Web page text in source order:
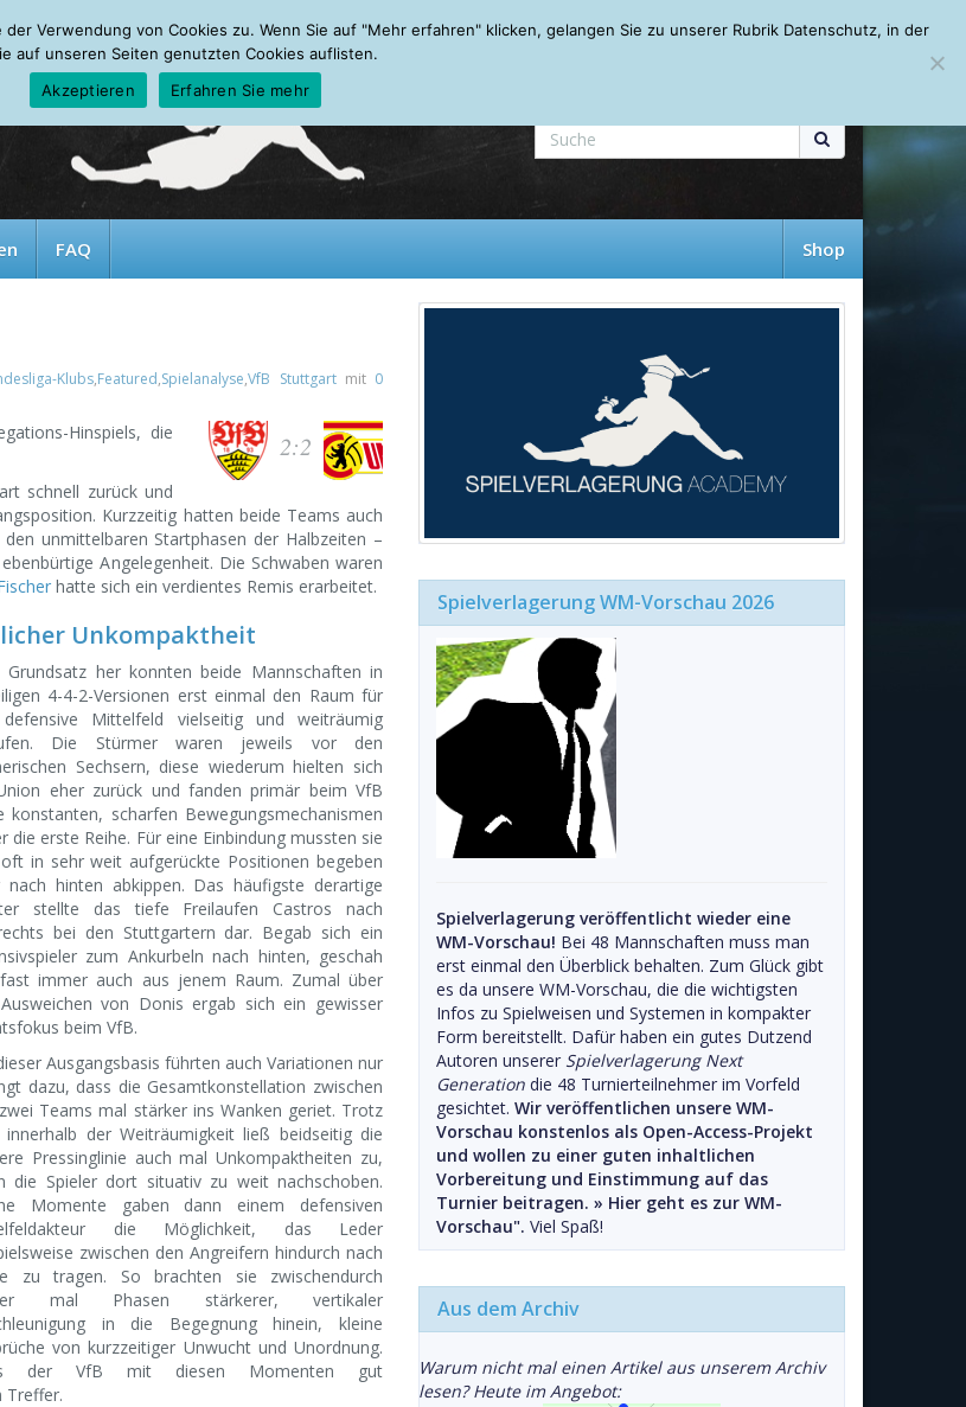
Mein Account About Autoren Leseempfehlungen FAQ
FAQ Shop
Klubs,Featured,Spielanalyse,VfB Stuttgartmit 0
2:2
Hinspiels, die
schnell zurück und
Kurzzeitig hatten beide Teams auch
unmittelbaren Startphasen der Halbzeiten –
Angelegenheit. Die Schwaben waren
hatte sich ein verdientes Remis erarbeitet.
Unkompaktheit
Grundsatz her konnten beide Mannschaften in
4-4-2-Versionen erst einmal den Raum für
Mittelfeld vielseitig und weiträumig
Die Stürmer waren jeweils vor den
Sechsern, diese wiederum hielten sich
eher zurück und fanden primär beim VfB
konstanten, scharfen Bewegungsmechanismen
die erste Reihe. Für eine Einbindung mussten sie
in sehr weit aufgerückte Positionen begeben
nach hinten abkippen. Das häufigste derartige
stellte das tiefe Freilaufen Castros nach
bei den Stuttgartern dar. Begab sich ein
zum Ankurbeln nach hinten, geschah
immer auch aus jenem Raum. Zumal über
von Donis ergab sich ein gewisser
beim VfB.
Ausgangsbasis führten auch Variationen nur
dazu, dass die Gesamtkonstellation zwischen
Teams mal stärker ins Wanken geriet. Trotz
innerhalb der Weiträumigkeit ließ beidseitig die
Pressinglinie auch mal Unkompaktheiten zu,
die Spieler dort situativ zu weit nachschoben.
Momente gaben dann einem defensiven
die Möglichkeit, das Leder
zwischen den Angreifern hindurch nach
zu tragen. So brachten sie zwischendurch
mal Phasen stärkerer, vertikaler
in die Begegnung hinein, kleine
von kurzzeitiger Unwucht und Unordnung.
der VfB mit diesen Momenten gut
Treffer.
Spielverlagerung WM-Vorschau 2026
Spielverlagerung veröffentlicht wieder eine
WM-Vorschau! Bei 48 Mannschaften muss man
erst einmal den Überblick behalten. Zum Glück gibt
es da unsere WM-Vorschau, die die wichtigsten
Infos zu Spielweisen und Systemen in kompakter
Form bereitstellt. Dafür haben ein gutes Dutzend
Autoren unserer Spielverlagerung Next
Generation die 48 Turnierteilnehmer im Vorfeld
gesichtet. Wir veröffentlichen unsere WM-
Vorschau konstenlos als Open-Access-Projekt
und wollen zu einer guten inhaltlichen
Vorbereitung und Einstimmung auf das
Turnier beitragen. » Hier geht es zur WM-
Vorschau". Viel Spaß!
Aus dem Archiv
Warum nicht mal einen Artikel aus unserem Archiv
lesen? Heute im Angebot:
Verwendung von Cookies zu. Wenn Sie auf "Mehr erfahren" klicken, gelangen Sie zu unserer Rubrik Datenschutz, in der
auf unseren Seiten genutzten Cookies auflisten.
Akzeptieren
Erfahren Sie mehr